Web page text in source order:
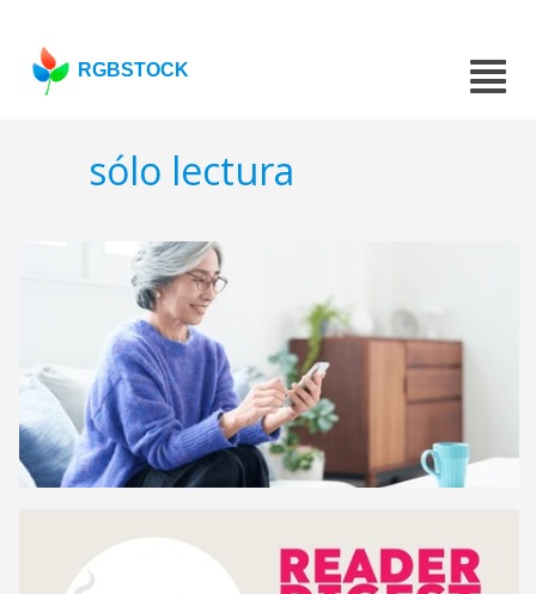
RGBSTOCK
sólo lectura